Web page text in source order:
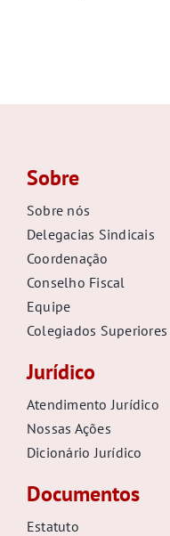
Sobre
Sobre nós
Delegacias Sindicais
Coordenação
Conselho Fiscal
Equipe
Colegiados Superiores
Jurídico
Atendimento Jurídico
Nossas Ações
Dicionário Jurídico
Documentos
Estatuto